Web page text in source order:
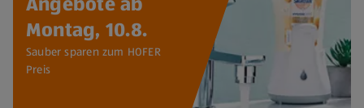
Montag, 10.8.
Sauber sparen zum HOFER
Preis